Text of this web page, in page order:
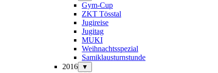
Gym-Cup
ZKT Tösstal
Jugireise
Jugitag
MUKI
Weihnachtsspezial
Samiklausturnstunde
2016
▼